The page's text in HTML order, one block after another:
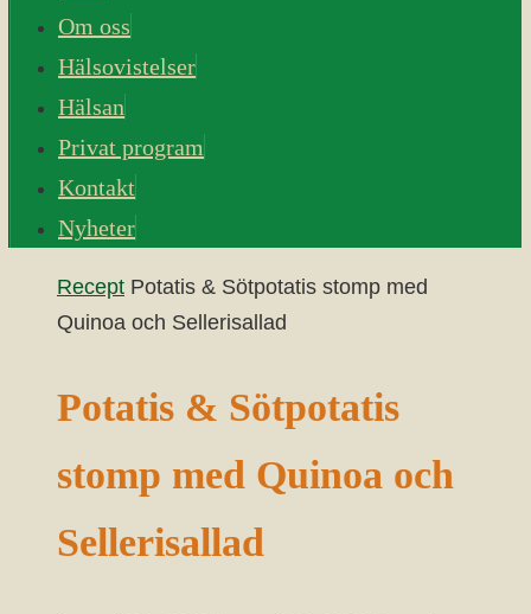
content
Om oss
Hälsovistelser
Hälsan
Privat program
Kontakt
Nyheter
Home
Recept Potatis & Sötpotatis stomp med
Quinoa och Sellerisallad
Potatis & Sötpotatis
stomp med Quinoa och
Sellerisallad